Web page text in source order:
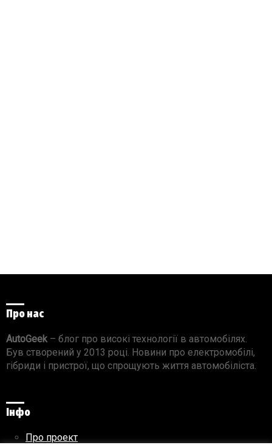
Про нас
AutoGeek – блог про високі технології в автомобілях.
Був створений у 2013 році. Новини про електромобілі,
гібриди і пристрої, що спрощують життя автомобіліста.
Інфо
Про проект